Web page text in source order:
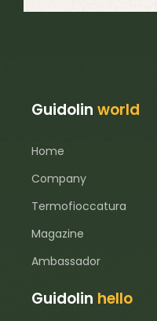
Guidolinworld
Home
Company
Termofioccatura
Magazine
Ambassador
Guidolin hello